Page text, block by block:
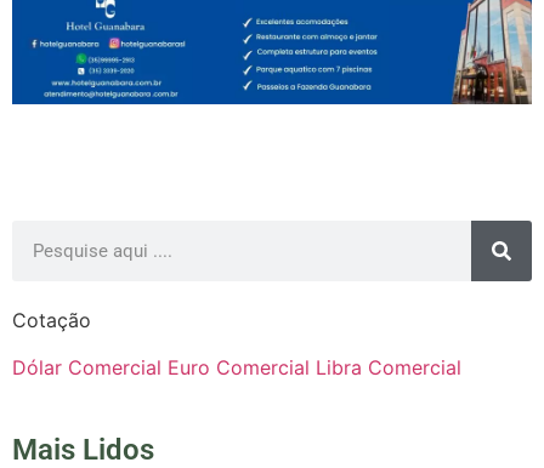
Cotação
Dólar Comercial Euro Comercial Libra Comercial
Mais Lidos